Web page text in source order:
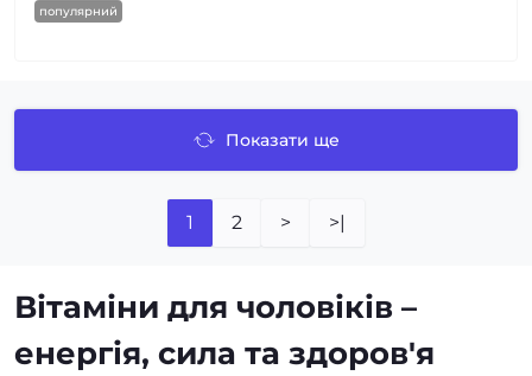
популярний
Показати ще
1 2 > >|
Вітаміни для чоловіків –
енергія, сила та здоров'я